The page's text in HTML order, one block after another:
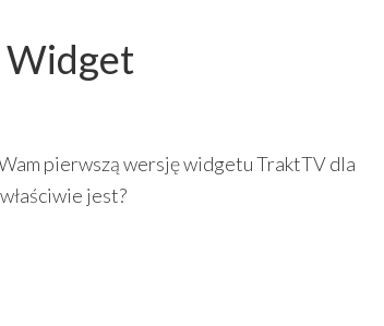
Widget
pierwszą wersję widgetu TraktTV dla
jest?